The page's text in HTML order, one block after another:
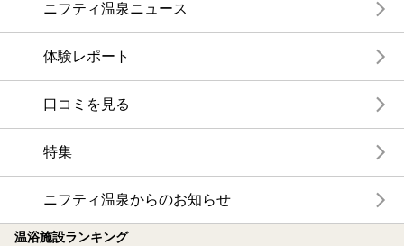
ニフティ温泉ニュース
体験レポート
口コミを見る
特集
ニフティ温泉からのお知らせ
温浴施設ランキング